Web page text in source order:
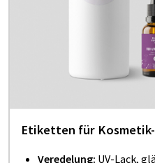
Etiketten für
Veredelung: UV-Lack,